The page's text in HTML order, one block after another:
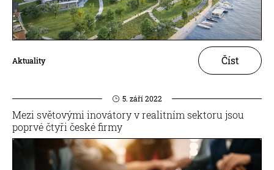
Aktuality Číst
5. září 2022
Mezi světovými inovátory v realitním sektoru jsou
poprvé čtyři české firmy